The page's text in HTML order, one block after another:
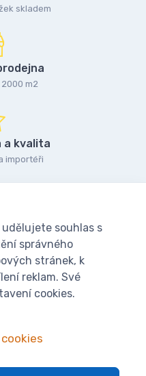
skladem
m2
a kvalita
importéři
udělujete souhlas s
správného
stránek, k
reklam. Své
cookies.